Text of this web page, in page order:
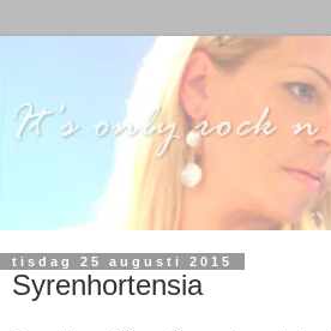
tisdag 25 augusti 2015
Syrenhortensia